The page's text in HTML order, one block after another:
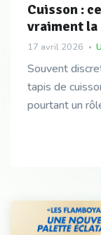
Cuisson :
vraiment
17 avril 2026
Souvent
tapis de
pourtant un